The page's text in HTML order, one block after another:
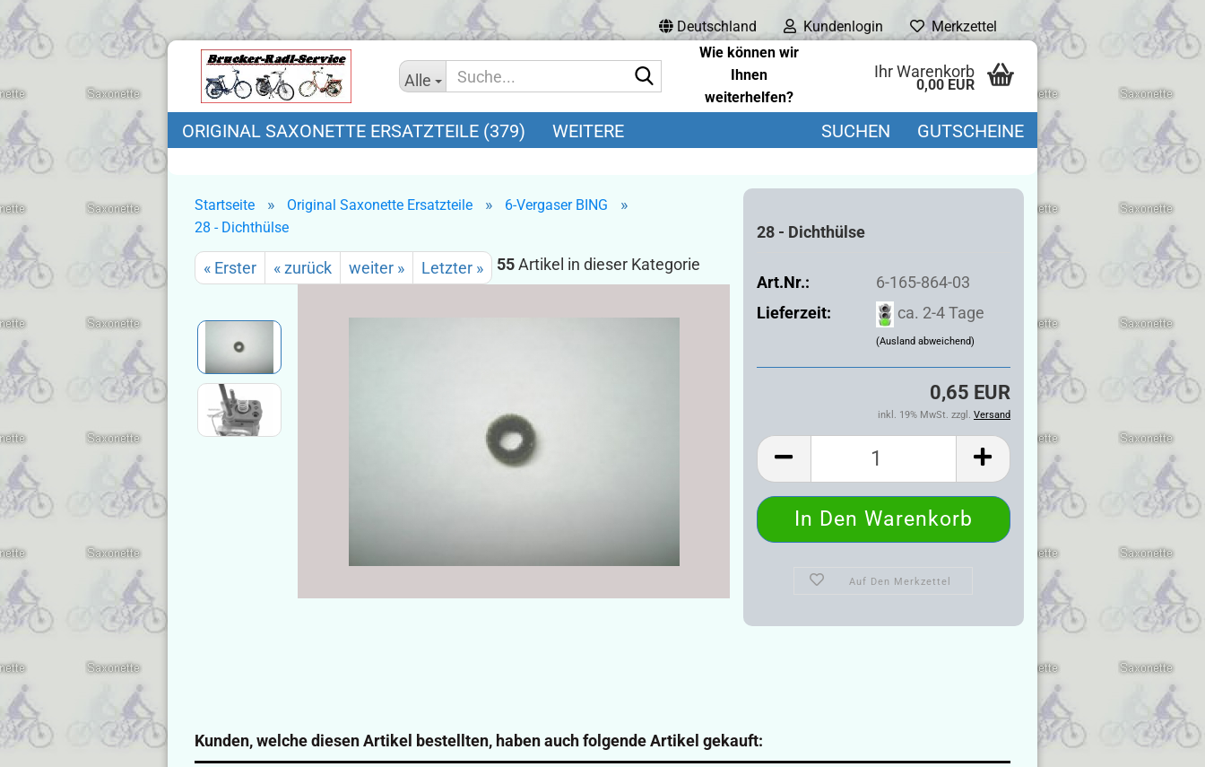
Deutschland Kundenlogin Merkzettel
Alle
Wie können wir
Ihnen
weiterhelfen?
service.de
Ihr Warenkorb
0,00 EUR
ORIGINAL SAXONETTE ERSATZTEILE (379) SUCHEN GUTSCHEINE
WEITERE
Gebr.- Saxonette
Ersatzteile
anzeigen
Saxonette
Ersatzteile
Gutscheine kaufen
Gutscheine
Startseite » Original Saxonette Ersatzteile » 6-Vergaser BING »
28 - Dichthülse
« Erster « zurück weiter » Letzter » 55Artikel in dieser Kategorie
28 - Dichthülse
Art.Nr.:
6-165-864-03
Lieferzeit:
ca. 2-4 Tage
(Ausland abweichend)
0,65 EUR
inkl. 19% MwSt. zzgl. Versand
Auf Den Merkzettel
Kunden, welche diesen Artikel bestellten, haben auch folgende Artikel gekauft: